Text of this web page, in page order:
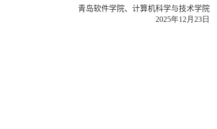
青岛软件学院、 计算机科学与技术学院
2025年12 月 23日